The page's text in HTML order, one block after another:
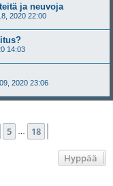
ja neuvoja
2020 22:00
14:03
2020 23:06
5 18
Hyppää